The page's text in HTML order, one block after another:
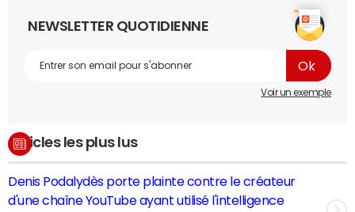
NEWSLETTER QUOTIDIENNE
Voir un exemple
Articles les plus lus
Denis Podalydès porte plainte contre le créateur
d'une chaîne YouTube ayant utilisé l'intelligence